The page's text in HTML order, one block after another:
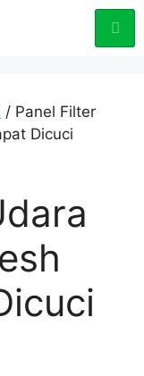
/ Panel Filter
Dicuci